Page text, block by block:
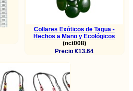
Collares Exóticos de Tagua -
Hechos a Mano y Ecológicos
(nct008)
Precio €13.64